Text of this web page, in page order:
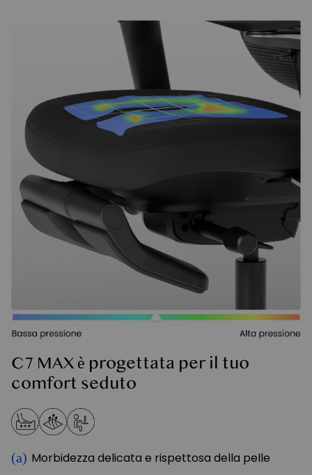
C7 MAX è progettata per il tuo
comfort seduto
(a) Morbidezza delicata e rispettosa della pelle